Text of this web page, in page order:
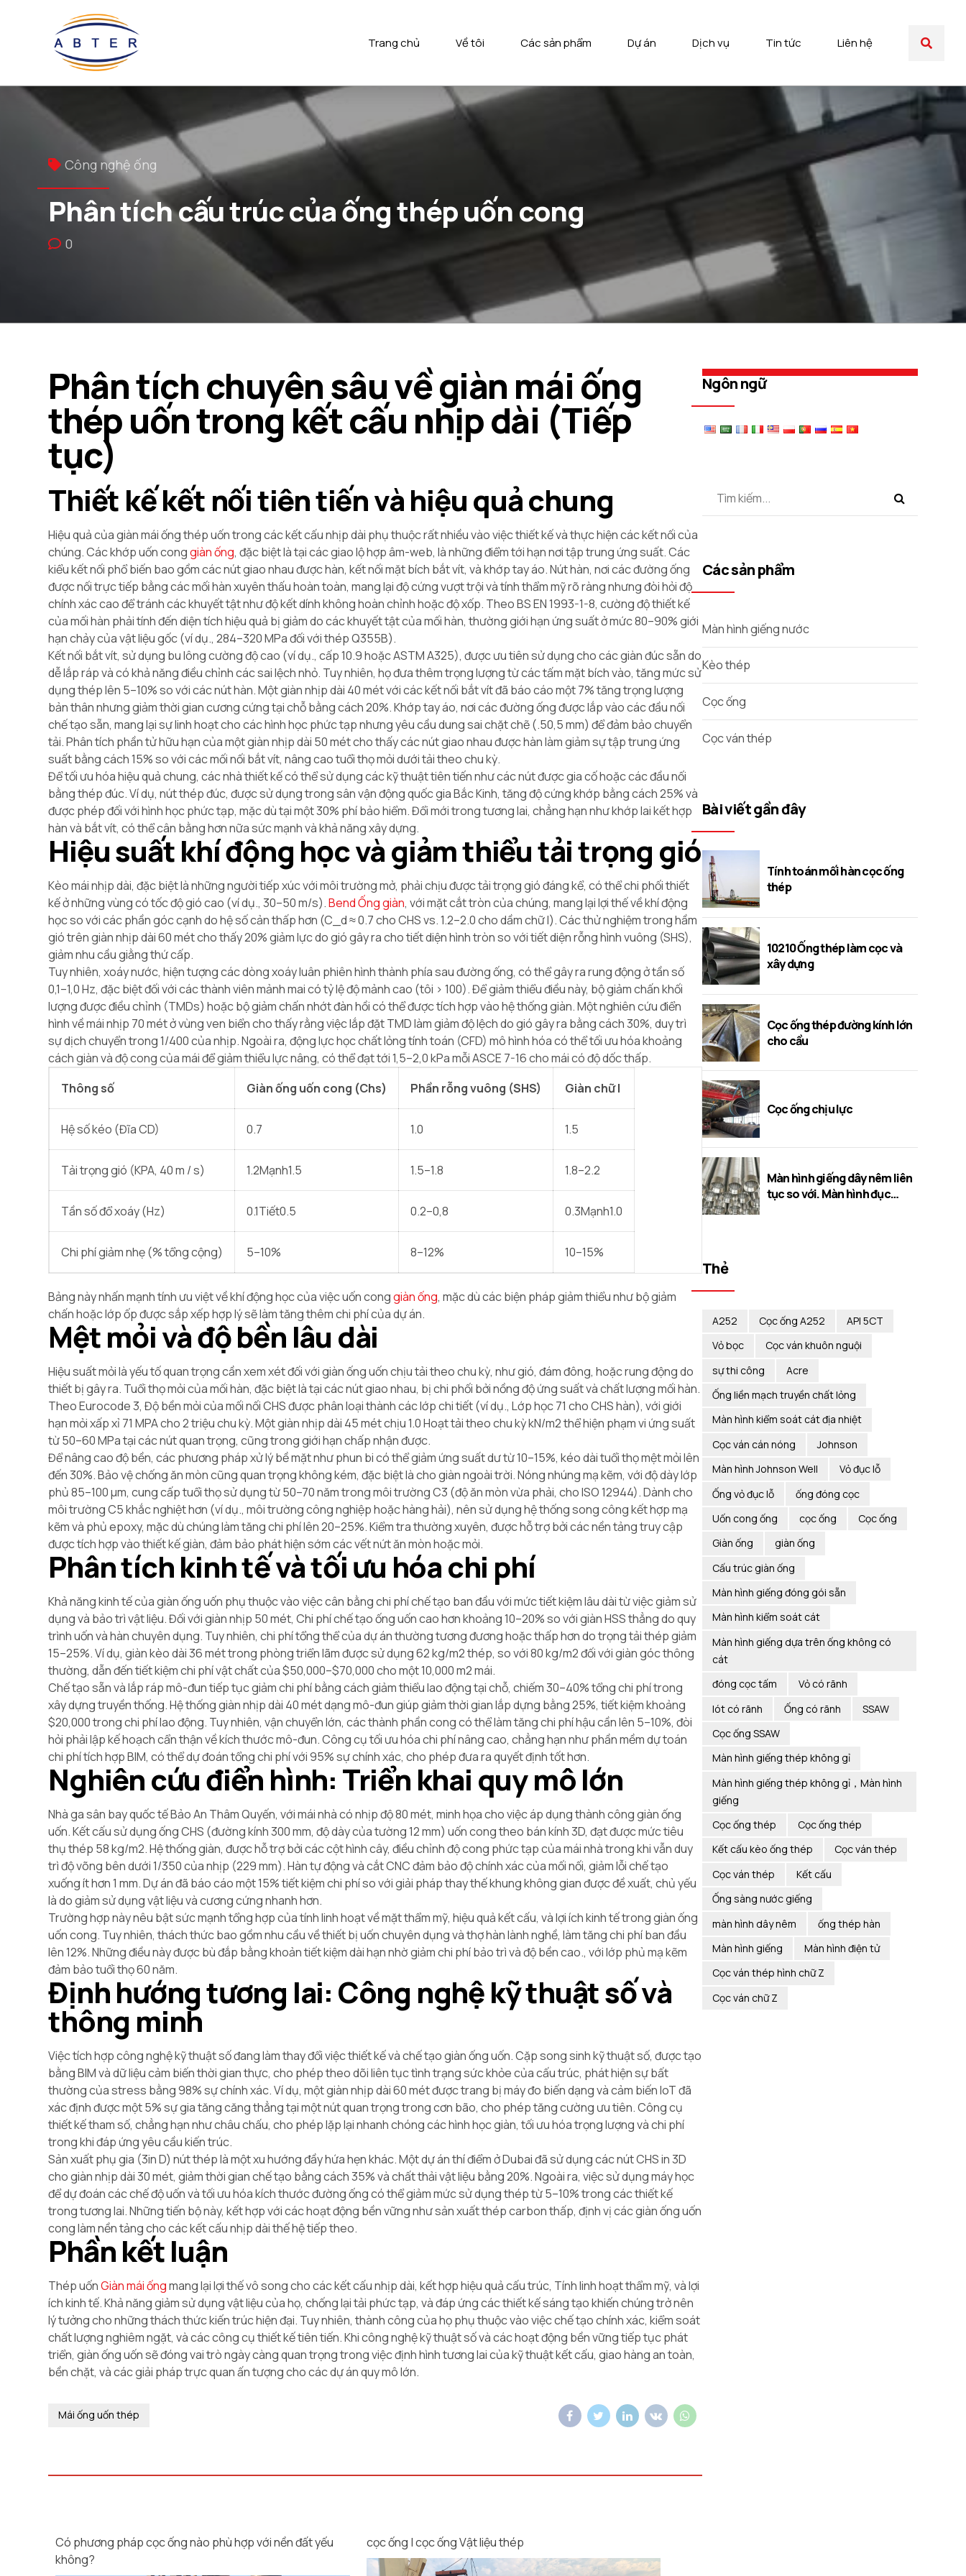
Trang chủ Về tôi Các sản phẩm Dự án Dịch vụ Tin tức Liên hệ
Công nghệ ống
Phân tích cấu trúc của ống thép uốn cong
0
Phân tích chuyên sâu về giàn mái ống
thép uốn trong kết cấu nhịp dài (Tiếp
tục)
Thiết kế kết nối tiên tiến và hiệu quả chung
Hiệu quả của giàn mái ống thép uốn trong các kết cấu nhịp dài phụ thuộc rất nhiều vào việc thiết kế và thực hiện các kết nối của
chúng. Các khớp uốn conggiàn ống, đặc biệt là tại các giao lộ hợp âm-web, là những điểm tới hạn nơi tập trung ứng suất. Các
kiểu kết nối phổ biến bao gồm các nút giao nhau được hàn, kết nối mặt bích bắt vít, và khớp tay áo. Nút hàn, nơi các đường ống
được nối trực tiếp bằng các mối hàn xuyên thấu hoàn toàn, mang lại độ cứng vượt trội và tính thẩm mỹ rõ ràng nhưng đòi hỏi độ
chính xác cao để tránh các khuyết tật như độ kết dính không hoàn chỉnh hoặc độ xốp. Theo BS EN 1993-1-8, cường độ thiết kế
của mối hàn phải tính đến diện tích hiệu quả bị giảm do các khuyết tật của mối hàn, thường giới hạn ứng suất ở mức 80–90% giới
hạn chảy của vật liệu gốc (ví dụ., 284–320 MPa đối với thép Q355B).
Kết nối bắt vít, sử dụng bu lông cường độ cao (ví dụ., cấp 10.9 hoặc ASTM A325), được ưu tiên sử dụng cho các giàn đúc sẵn do
dễ lắp ráp và có khả năng điều chỉnh các sai lệch nhỏ. Tuy nhiên, họ đưa thêm trọng lượng từ các tấm mặt bích vào, tăng mức sử
dụng thép lên 5–10% so với các nút hàn. Một giàn nhịp dài 40 mét với các kết nối bắt vít đã báo cáo một 7% tăng trọng lượng
bản thân nhưng giảm thời gian cương cứng tại chỗ bằng cách 20%. Khớp tay áo, nơi các đường ống được lắp vào các đầu nối
chế tạo sẵn, mang lại sự linh hoạt cho các hình học phức tạp nhưng yêu cầu dung sai chặt chẽ (.50,5 mm) để đảm bảo chuyển
tải. Phân tích phần tử hữu hạn của một giàn nhịp dài 50 mét cho thấy các nút giao nhau được hàn làm giảm sự tập trung ứng
suất bằng cách 15% so với các mối nối bắt vít, nâng cao tuổi thọ mỏi dưới tải theo chu kỳ.
Để tối ưu hóa hiệu quả chung, các nhà thiết kế có thể sử dụng các kỹ thuật tiên tiến như các nút được gia cố hoặc các đầu nối
bằng thép đúc. Ví dụ, nút thép đúc, được sử dụng trong sân vận động quốc gia Bắc Kinh, tăng độ cứng khớp bằng cách 25% và
được phép đối với hình học phức tạp, mặc dù tại một 30% phí bảo hiểm. Đổi mới trong tương lai, chẳng hạn như khớp lai kết hợp
hàn và bắt vít, có thể cân bằng hơn nữa sức mạnh và khả năng xây dựng.
Hiệu suất khí động học và giảm thiểu tải trọng gió
Kèo mái nhịp dài, đặc biệt là những người tiếp xúc với môi trường mở, phải chịu được tải trọng gió đáng kể, có thể chi phối thiết
kế ở những vùng có tốc độ gió cao (ví dụ., 30–50 m/s).Bend Ống giàn, với mặt cắt tròn của chúng, mang lại lợi thế về khí động
học so với các phần góc cạnh do hệ số cản thấp hơn (C_d ≈ 0.7 cho CHS vs. 1.2–2.0 cho dầm chữ I). Các thử nghiệm trong hầm
gió trên giàn nhịp dài 60 mét cho thấy 20% giảm lực do gió gây ra cho tiết diện hình tròn so với tiết diện rỗng hình vuông (SHS),
giảm nhu cầu giằng thứ cấp.
Tuy nhiên, xoáy nước, hiện tượng các dòng xoáy luân phiên hình thành phía sau đường ống, có thể gây ra rung động ở tần số
0,1–1,0 Hz, đặc biệt đối với các thành viên mảnh mai có tỷ lệ độ mảnh cao (tôi > 100). Để giảm thiểu điều này, bộ giảm chấn khối
lượng được điều chỉnh (TMDs) hoặc bộ giảm chấn nhớt đàn hồi có thể được tích hợp vào hệ thống giàn. Một nghiên cứu điển
hình về mái nhịp 70 mét ở vùng ven biển cho thấy rằng việc lắp đặt TMD làm giảm độ lệch do gió gây ra bằng cách 30%, duy trì
sự dịch chuyển trong 1/400 của nhịp. Ngoài ra, động lực học chất lỏng tính toán (CFD) mô hình hóa có thể tối ưu hóa khoảng
cách giàn và độ cong của mái để giảm thiểu lực nâng, có thể đạt tới 1,5–2,0 kPa mỗi ASCE 7-16 cho mái có độ dốc thấp.
Thông số
Giàn ống uốn cong (Chs) Phần rỗng vuông (SHS) Giàn chữ I
Hệ số kéo (Đĩa CD) 0.7 1.0 1.5
Tải trọng gió (KPA, 40 m / s) 1.2Mạnh1.5 1.5–1.8 1.8–2.2
Tần số đổ xoáy (Hz) 0.1Tiết0.5 0.2–0,8 0.3Mạnh1.0
Chi phí giảm nhẹ (% tổng cộng) 5–10% 8–12% 10–15%
Bảng này nhấn mạnh tính ưu việt về khí động học của việc uốn conggiàn ống, mặc dù các biện pháp giảm thiểu như bộ giảm
chấn hoặc lớp ốp được sắp xếp hợp lý sẽ làm tăng thêm chi phí của dự án.
Mệt mỏi và độ bền lâu dài
Hiệu suất mỏi là yếu tố quan trọng cần xem xét đối với giàn ống uốn chịu tải theo chu kỳ, như gió, đám đông, hoặc rung động do
thiết bị gây ra. Tuổi thọ mỏi của mối hàn, đặc biệt là tại các nút giao nhau, bị chi phối bởi nồng độ ứng suất và chất lượng mối hàn.
Theo Eurocode 3, Độ bền mỏi của mối nối CHS được phân loại thành các lớp chi tiết (ví dụ., Lớp học 71 cho CHS hàn), với giới
hạn mỏi xấp xỉ 71 MPA cho 2 triệu chu kỳ. Một giàn nhịp dài 45 mét chịu 1.0 Hoạt tải theo chu kỳ kN/m2 thể hiện phạm vi ứng suất
từ ​​50–60 MPa tại các nút quan trọng, cũng trong giới hạn chấp nhận được.
Để nâng cao độ bền, các phương pháp xử lý bề mặt như phun bi có thể giảm ứng suất dư từ 10–15%, kéo dài tuổi thọ mệt mỏi lên
đến 30%. Bảo vệ chống ăn mòn cũng quan trọng không kém, đặc biệt là cho giàn ngoài trời. Nóng nhúng mạ kẽm, với độ dày lớp
phủ 85–100 μm, cung cấp tuổi thọ sử dụng từ 50–70 năm trong môi trường C3 (độ ăn mòn vừa phải, cho ISO 12944). Dành cho
môi trường C5 khắc nghiệt hơn (ví dụ., môi trường công nghiệp hoặc hàng hải), nên sử dụng hệ thống song công kết hợp mạ
kẽm và phủ epoxy, mặc dù chúng làm tăng chi phí lên 20–25%. Kiểm tra thường xuyên, được hỗ trợ bởi các nền tảng truy cập
được tích hợp vào thiết kế giàn, đảm bảo phát hiện sớm các vết nứt ăn mòn hoặc mỏi.
Phân tích kinh tế và tối ưu hóa chi phí
Khả năng kinh tế của giàn ống uốn phụ thuộc vào việc cân bằng chi phí chế tạo ban đầu với mức tiết kiệm lâu dài từ việc giảm sử
dụng và bảo trì vật liệu. Đối với giàn nhịp 50 mét, Chi phí chế tạo ống uốn cao hơn khoảng 10–20% so với giàn HSS thẳng do quy
trình uốn và hàn chuyên dụng. Tuy nhiên, chi phí tổng thể của dự án thường tương đương hoặc thấp hơn do trọng tải thép giảm
15–25%. Ví dụ, giàn kèo dài 36 mét trong phòng triển lãm được sử dụng 62 kg/m2 thép, so với 80 kg/m2 đối với giàn góc thông
thường, dẫn đến tiết kiệm chi phí vật chất của$50,000–$70,000 cho một 10,000 m2 mái.
Chế tạo sẵn và lắp ráp mô-đun tiếp tục giảm chi phí bằng cách giảm thiểu lao động tại chỗ, chiếm 30–40% tổng chi phí trong
xây dựng truyền thống. Hệ thống giàn nhịp dài 40 mét dạng mô-đun giúp giảm thời gian lắp dựng bằng 25%, tiết kiệm khoảng
$20,000 trong chi phí lao động. Tuy nhiên, vận chuyển lớn, các thành phần cong có thể làm tăng chi phí hậu cần lên 5–10%, đòi
hỏi phải lập kế hoạch cẩn thận về kích thước mô-đun. Công cụ tối ưu hóa chi phí nâng cao, chẳng hạn như phần mềm dự toán
chi phí tích hợp BIM, có thể dự đoán tổng chi phí với 95% sự chính xác, cho phép đưa ra quyết định tốt hơn.
Nghiên cứu điển hình: Triển khai quy mô lớn
Nhà ga sân bay quốc tế Bảo An Thâm Quyến, với mái nhà có nhịp độ 80 mét, minh họa cho việc áp dụng thành công giàn ống
uốn. Kết cấu sử dụng ống CHS (đường kính 300 mm, độ dày của tường 12 mm) uốn cong theo bán kính 3D, đạt được mức tiêu
thụ thép 58 kg/m2. Hệ thống giàn, được hỗ trợ bởi các cột hình cây, điều chỉnh độ cong phức tạp của mái nhà trong khi vẫn duy
trì độ võng bên dưới 1/350 của nhịp (229 mm). Hàn tự động và cắt CNC đảm bảo độ chính xác của mối nối, giảm lỗi chế tạo
xuống ít hơn 1 mm. Dự án đã báo cáo một 15% tiết kiệm chi phí so với giải pháp thay thế khung không gian được đề xuất, chủ yếu
là do giảm sử dụng vật liệu và cương cứng nhanh hơn.
Trường hợp này nêu bật sức mạnh tổng hợp của tính linh hoạt về mặt thẩm mỹ, hiệu quả kết cấu, và lợi ích kinh tế trong giàn ống
uốn cong. Tuy nhiên, thách thức bao gồm nhu cầu về thiết bị uốn chuyên dụng và thợ hàn lành nghề, làm tăng chi phí ban đầu
lên 12%. Những điều này được bù đắp bằng khoản tiết kiệm dài hạn nhờ giảm chi phí bảo trì và độ bền cao., với lớp phủ mạ kẽm
đảm bảo tuổi thọ 60 năm.
Định hướng tương lai: Công nghệ kỹ thuật số và
thông minh
Việc tích hợp công nghệ kỹ thuật số đang làm thay đổi việc thiết kế và chế tạo giàn ống uốn. Cặp song sinh kỹ thuật số, được tạo
bằng BIM và dữ liệu cảm biến thời gian thực, cho phép theo dõi liên tục tình trạng sức khỏe của cấu trúc, phát hiện sự bất
thường của stress bằng 98% sự chính xác. Ví dụ, một giàn nhịp dài 60 mét được trang bị máy đo biến dạng và cảm biến IoT đã
xác định được một 5% sự gia tăng căng thẳng tại một nút quan trọng trong cơn bão, cho phép tăng cường ưu tiên. Công cụ
thiết kế tham số, chẳng hạn như châu chấu, cho phép lặp lại nhanh chóng các hình học giàn, tối ưu hóa trọng lượng và chi phí
trong khi đáp ứng yêu cầu kiến ​​trúc.
Sản xuất phụ gia (3in D) nút thép là một xu hướng đầy hứa hẹn khác. Một dự án thí điểm ở Dubai đã sử dụng các nút CHS in 3D
cho giàn nhịp dài 30 mét, giảm thời gian chế tạo bằng cách 35% và chất thải vật liệu bằng 20%. Ngoài ra, việc sử dụng máy học
để dự đoán các chế độ uốn và tối ưu hóa kích thước đường ống có thể giảm mức sử dụng thép từ 5–10% trong các thiết kế
trong tương lai. Những tiến bộ này, kết hợp với các hoạt động bền vững như sản xuất thép carbon thấp, định vị các giàn ống uốn
cong làm nền tảng cho các kết cấu nhịp dài thế hệ tiếp theo.
Phần kết luận
Thép uốnGiàn mái ốngmang lại lợi thế vô song cho các kết cấu nhịp dài, kết hợp hiệu quả cấu trúc, Tính linh hoạt thẩm mỹ, và lợi
ích kinh tế. Khả năng giảm sử dụng vật liệu của họ, chống lại tải phức tạp, và đáp ứng các thiết kế sáng tạo khiến chúng trở nên
lý tưởng cho những thách thức kiến ​​trúc hiện đại. Tuy nhiên, thành công của họ phụ thuộc vào việc chế tạo chính xác, kiểm soát
chất lượng nghiêm ngặt, và các công cụ thiết kế tiên tiến. Khi công nghệ kỹ thuật số và các hoạt động bền vững tiếp tục phát
triển, giàn ống uốn sẽ đóng vai trò ngày càng quan trọng trong việc định hình tương lai của kỹ thuật kết cấu, giao hàng an toàn,
bền chặt, và các giải pháp trực quan ấn tượng cho các dự án quy mô lớn.
Mái ống uốn thép
Có phương pháp cọc ống nào phù hợp với nền đất yếu
không?
cọc ống | cọc ống Vật liệu thép
Ngôn ngữ
Các sản phẩm
Màn hình giếng nước
Kèo thép
Cọc ống
Cọc ván thép
Bài viết gần đây
Tính toán mối hàn cọc ống
thép
10210 Ống thép làm cọc và
xây dựng
Cọc ống thép đường kính lớn
cho cầu
Cọc ống chịu lực
Màn hình giếng dây nêm liên
tục so với. Màn hình đục
Thẻ
A252 Cọc ống A252
API 5CT
Vỏ bọc
Cọc ván khuôn nguội
sự thi công
Acre
Ống liền mạch truyền chất lỏng
Màn hình kiểm soát cát địa nhiệt
Cọc ván cán nóng
Johnson
Màn hình Johnson Well
Vỏ đục lỗ
Ống vỏ đục lỗ
ống đóng cọc
Uốn cong ống
cọc ống
Cọc ống
Giàn ống
giàn ống
Cấu trúc giàn ống
Màn hình giếng đóng gói sẵn
Màn hình kiểm soát cát
Màn hình giếng dựa trên ống không có
cát
đóng cọc tấm
Vỏ có rãnh
lót có rãnh
Ống có rãnh
SSAW
Cọc ống SSAW
Màn hình giếng thép không gỉ
Màn hình giếng thép không gỉ，Màn hình
giếng
Cọc ống thép
Cọc ống thép
Kết cấu kèo ống thép
Cọc ván thép
Cọc ván thép
Kết cấu
Ống sàng nước giếng
màn hình dây nêm
ống thép hàn
Màn hình giếng
Màn hình điện tử
Cọc ván thép hình chữ Z
Cọc ván chữ Z